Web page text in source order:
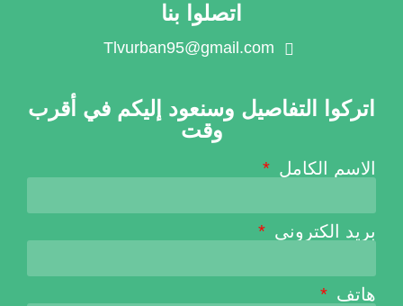
اتصلوا بنا
Tlvurban95@gmail.com
اتركوا التفاصيل وسنعود إليكم في أقرب
وقت
الاسم الكامل
بريد الكتروني
هاتف